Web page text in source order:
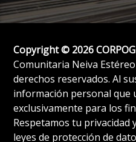
Copyright © 2026
Comunitaria Neiva
derechos reservados. Al
información personal que
exclusivamente para los
Respetamos tu privacidad
leyes de protección de